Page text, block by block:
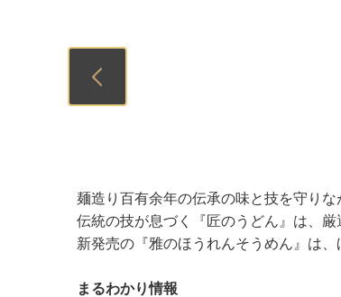
麺造り百有余年の伝承の味と技を守り
伝統の技が息づく『匠のうどん』は、
新発売の『雅のほうれんそうめん』は
まるわかり情報